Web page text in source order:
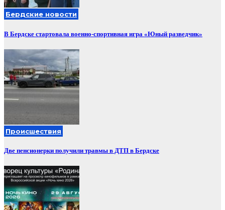
Бердские новости
В Бердске стартовала военно-спортивная игра «Юный разведчик»
Происшествия
Две пенсионерки получили травмы в ДТП в Бердске